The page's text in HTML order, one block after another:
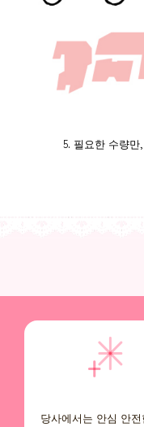
5. 필요한 수량
당사에서는 안심 안